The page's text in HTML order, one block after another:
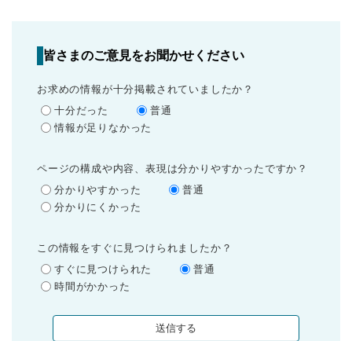
皆さまのご意見をお聞かせください
お求めの情報が十分掲載されていましたか？
十分だった
普通
情報が足りなかった
ページの構成や内容、表現は分かりやすかったですか？
分かりやすかった
普通
分かりにくかった
この情報をすぐに見つけられましたか？
すぐに見つけられた
普通
時間がかかった